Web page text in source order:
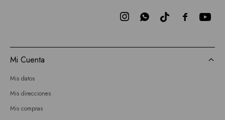

 
Mi Cuenta
Mis datos
Mis direcciones
Mis compras